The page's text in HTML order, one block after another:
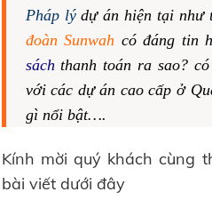
Pháp lýdự án hiện tại như
đoànSunwah có đáng tin
sách thanh toán ra sao?
với các dự án cao cấp ở
gì nổi bật….
Kính mời quý khách cùng
bài viết dưới đây